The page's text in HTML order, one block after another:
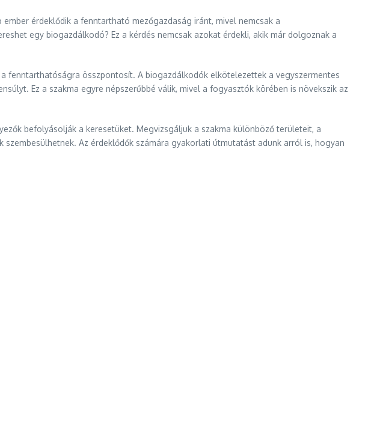
érdeklődik a fenntartható mezőgazdaság iránt, mivel nemcsak a
egy biogazdálkodó? Ez a kérdés nemcsak azokat érdekli, akik már dolgoznak a
fenntarthatóságra összpontosít. A biogazdálkodók elkötelezettek a vegyszermentes
Ez a szakma egyre népszerűbbé válik, mivel a fogyasztók körében is növekszik az
befolyásolják a keresetüket. Megvizsgáljuk a szakma különböző területeit, a
Az érdeklődők számára gyakorlati útmutatást adunk arról is, hogyan